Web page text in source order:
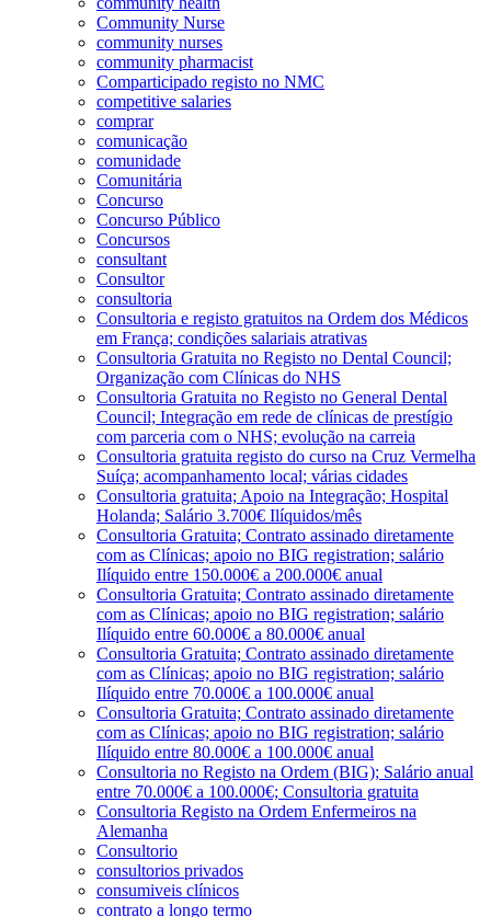
Community Nurse
community nurses
community pharmacist
Comparticipado registo no NMC
competitive salaries
comprar
comunicação
comunidade
Comunitária
Concurso
Concurso Público
Concursos
consultant
Consultor
consultoria
Consultoria e registo gratuitos na Ordem dos Médicos
em França; condições salariais atrativas
Consultoria Gratuita no Registo no Dental Council;
Organização com Clínicas do NHS
Consultoria Gratuita no Registo no General Dental
Council; Integração em rede de clínicas de prestígio
com parceria com o NHS; evolução na carreia
Consultoria gratuita registo do curso na Cruz Vermelha
Suíça; acompanhamento local; várias cidades
Consultoria gratuita; Apoio na Integração; Hospital
Holanda; Salário 3.700€ Ilíquidos/mês
Consultoria Gratuita; Contrato assinado diretamente
com as Clínicas; apoio no BIG registration; salário
Ilíquido entre 150.000€ a 200.000€ anual
Consultoria Gratuita; Contrato assinado diretamente
com as Clínicas; apoio no BIG registration; salário
Ilíquido entre 60.000€ a 80.000€ anual
Consultoria Gratuita; Contrato assinado diretamente
com as Clínicas; apoio no BIG registration; salário
Ilíquido entre 70.000€ a 100.000€ anual
Consultoria Gratuita; Contrato assinado diretamente
com as Clínicas; apoio no BIG registration; salário
Ilíquido entre 80.000€ a 100.000€ anual
Consultoria no Registo na Ordem (BIG); Salário anual
entre 70.000€ a 100.000€; Consultoria gratuita
Consultoria Registo na Ordem Enfermeiros na
Alemanha
Consultorio
consultorios privados
consumiveis clínicos
contrato a longo termo